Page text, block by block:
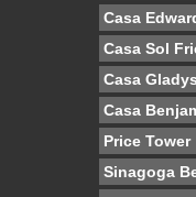
Casa
Casa Sol
Casa
Casa
Price Tower
Sinagoga